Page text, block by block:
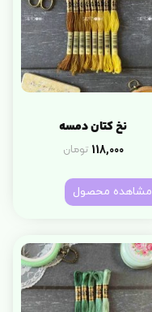
نخ کتان دمسه
118,000 تومان
مشاهده محصول